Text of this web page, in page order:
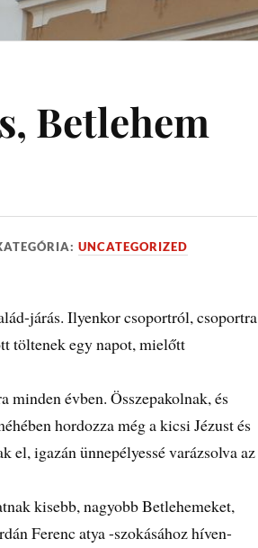
Betlehem
UNCATEGORIZED
járás. Ilyenkor csoportról, csoportra
töltenek egy napot, mielőtt
minden évben. Összepakolnak, és
hordozza még a kicsi Jézust és
el, igazán ünnepélyessé varázsolva az
kisebb, nagyobb Betlehemeket,
Ferenc atya -szokásához híven-